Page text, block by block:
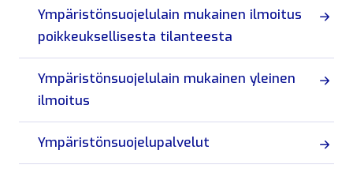
Ympäristönsuojelulain mukainen ilmoitus
poikkeuksellisesta tilanteesta
Ympäristönsuojelulain mukainen yleinen
ilmoitus
Ympäristönsuojelupalvelut